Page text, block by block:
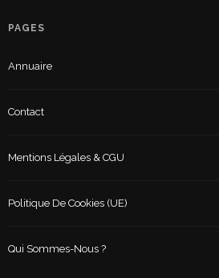
PAGES
Annuaire
Contact
Mentions Légales & CGU
Politique De Cookies (UE)
Qui Sommes-Nous ?